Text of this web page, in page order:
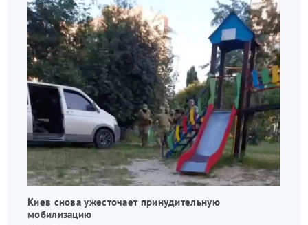
Киев снова ужесточает принудительную
мобилизацию